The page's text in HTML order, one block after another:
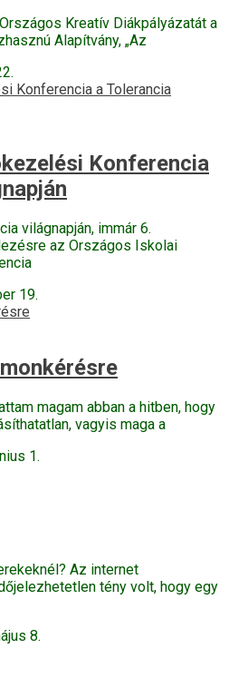
Kreatív Diákpályázatát a
Alapítvány, „Az
Konferencia
világnapján, immár 6.
az Országos Iskolai
19.
magam abban a hitben, hogy
vagyis maga a
1.
Az internet
tény volt, hogy egy
8.